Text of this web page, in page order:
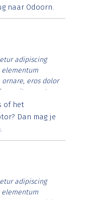
naar Odoorn.
adipiscing
elementum
eros dolor
vitae erat.
rutrum lorem
posuere.
of het
Dan mag je
adipiscing
elementum